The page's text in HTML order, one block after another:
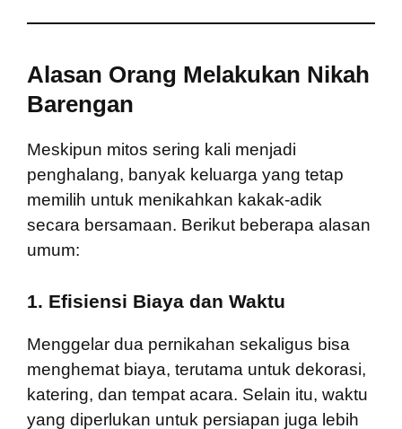
Alasan Orang Melakukan Nikah
Barengan
Meskipun mitos sering kali menjadi
penghalang, banyak keluarga yang tetap
memilih untuk menikahkan kakak-adik
secara bersamaan. Berikut beberapa alasan
umum:
1. Efisiensi Biaya dan Waktu
Menggelar dua pernikahan sekaligus bisa
menghemat biaya, terutama untuk dekorasi,
katering, dan tempat acara. Selain itu, waktu
yang diperlukan untuk persiapan juga lebih